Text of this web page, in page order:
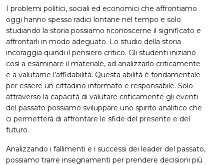
I problemi politici, sociali ed economici che affrontiamo
oggi hanno spesso radici lontane nel tempo e solo
studiando la storia possiamo riconoscerne il significato e
affrontarli in modo adeguato. Lo studio della storia
incoraggia quindi il pensiero critico. Gli studenti iniziano
così a esaminare il materiale, ad analizzarlo criticamente
e a valutarne l’affidabilità. Questa abilità è fondamentale
per essere un cittadino informato e responsabile. Solo
attraverso la capacità di valutare criticamente gli eventi
del passato possiamo sviluppare uno spirito analitico che
ci permetterà di affrontare le sfide del presente e del
futuro.
Analizzando i fallimenti e i successi dei leader del passato,
possiamo trarre insegnamenti per prendere decisioni più